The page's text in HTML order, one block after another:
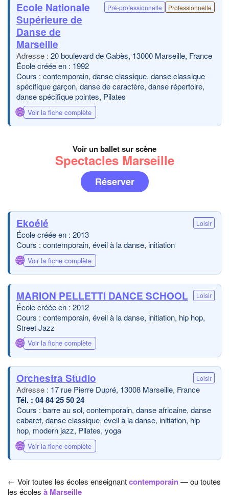
Ecole Nationale
Supérieure de
Danse de
Marseille
Pré-professionnelle Professionnelle
20 boulevard de Gabès, 13000 Marseille, France
École créée en : 1992
Cours : contemporain, danse classique, danse classique
spécifique garçon, danse de caractère, danse répertoire,
danse spécifique pointes, Pilates
🌐 Voir la fiche complète
Voir un ballet sur scène
Spectacles Marseille
Réserver
Ekoélé Loisir
École créée en : 2013
Cours : contemporain, éveil à la danse, initiation
🌐 Voir la fiche complète
MARION PELLETTI DANCE SCHOOL Loisir
École créée en : 2012
Cours : contemporain, éveil à la danse, initiation, hip hop,
Street Jazz
🌐 Voir la fiche complète
Orchestra Studio Loisir
17 rue Pierre Dupré, 13008 Marseille, France
04 84 25 50 24
Cours : barre au sol, contemporain, danse africaine, danse
cabaret, danse classique, éveil à la danse, initiation, hip
hop, modern jazz, Pilates, yoga
🌐 Voir la fiche complète
← Voir toutes les écoles enseignantcontemporain— ou toutes
les écoles à Marseille